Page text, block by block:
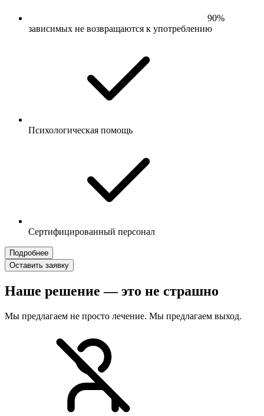
90%
зависимых не возвращаются к употреблению
Психологическая помощь
Сертифицированный персонал
Подробнее
Оставить заявку
Наше решение — это не страшно
Мы предлагаем не просто лечение. Мы предлагаем выход.